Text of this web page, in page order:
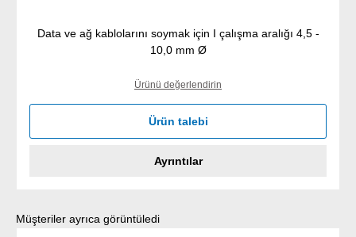
Data ve ağ kablolarını soymak için I çalışma aralığı 4,5 -
10,0 mm Ø
Ürünü değerlendirin
Ürün talebi
Ayrıntılar
Ürün galerisini atla
Müşteriler ayrıca görüntüledi